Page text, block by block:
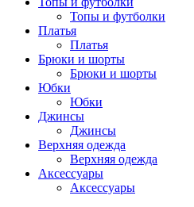
Топы и футболки
Платья
Платья
Брюки и шорты
Брюки и шорты
Юбки
Юбки
Джинсы
Джинсы
Верхняя одежда
Верхняя одежда
Аксессуары
Аксессуары